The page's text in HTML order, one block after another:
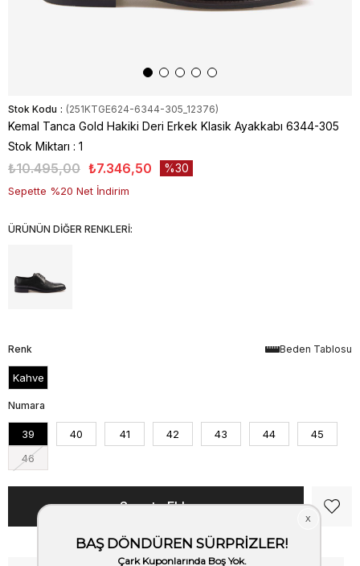
Stok Kodu (251KTGE624-6344-305_12376)
Kemal Tanca Gold Hakiki Deri Erkek Klasik Ayakkabı 6344-305
Stok Miktarı : 1
₺10.495,00 ₺7.346,50 30
Sepette %20 Net İndirim
ÜRÜNÜN DİĞER RENKLERİ:
Beden Tablosu
Renk
Kahve
Numara
39 40 41 42 43 44
45
46